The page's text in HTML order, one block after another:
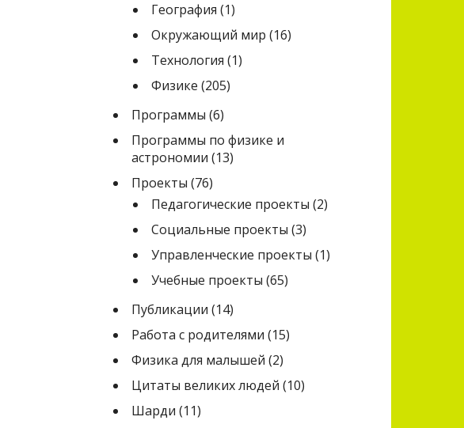
География (1)
Окружающий мир (16)
Технология (1)
Физике (205)
Программы (6)
Программы по физике и
астрономии (13)
Проекты (76)
Педагогические проекты (2)
Социальные проекты (3)
Управленческие проекты (1)
Учебные проекты (65)
Публикации (14)
Работа с родителями (15)
Физика для малышей (2)
Цитаты великих людей (10)
Шарди (11)